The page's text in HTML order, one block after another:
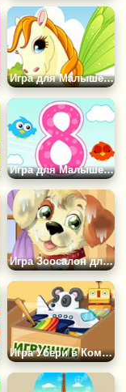
Игра для Малышей: Пони
Игра для Малышей: 8 Марта
Игра Зоосалон для Малышей
Игра Убери в Комнате